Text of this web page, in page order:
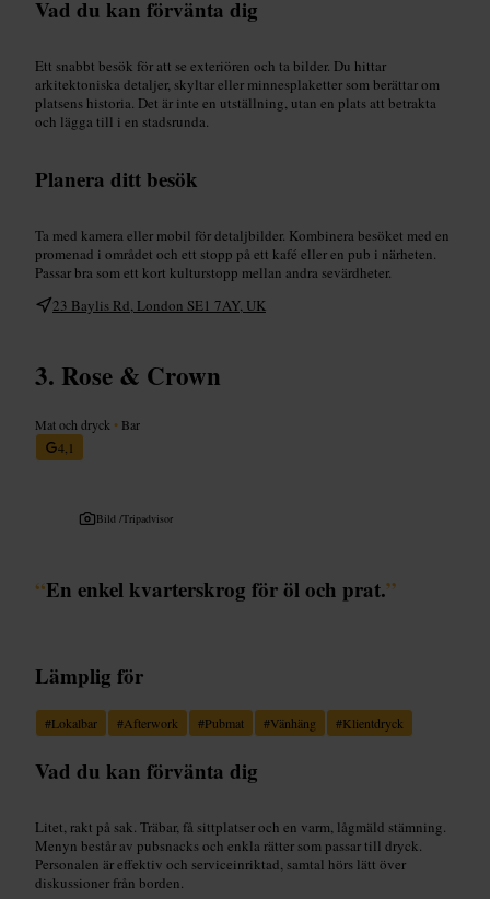
Vad du kan förvänta dig
Ett snabbt besök för att se exteriören och ta bilder. Du hittar
arkitektoniska detaljer, skyltar eller minnesplaketter som berättar om
platsens historia. Det är inte en utställning, utan en plats att betrakta
och lägga till i en stadsrunda.
Planera ditt besök
Ta med kamera eller mobil för detaljbilder. Kombinera besöket med en
promenad i området och ett stopp på ett kafé eller en pub i närheten.
Passar bra som ett kort kulturstopp mellan andra sevärdheter.
23 Baylis Rd, London SE1 7AY, UK
Rose & Crown
Mat och dryck • Bar
4,1
Bild /Tripadvisor
“En enkel kvarterskrog för öl och prat.”
Lämplig för
#Lokalbar #Afterwork #Pubmat #Vänhäng #Klientdryck
Vad du kan förvänta dig
Litet, rakt på sak. Träbar, få sittplatser och en varm, lågmäld stämning.
Menyn består av pubsnacks och enkla rätter som passar till dryck.
Personalen är effektiv och serviceinriktad, samtal hörs lätt över
diskussioner från borden.